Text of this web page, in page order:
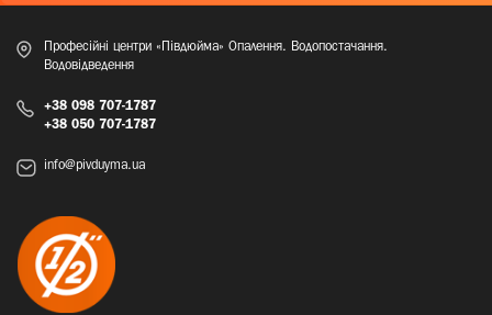
Професійні центри «Півдюйма» Опалення. Водопостачання.
Водовідведення
+38 098 707-1787
+38 050 707-1787
info@pivduyma.ua